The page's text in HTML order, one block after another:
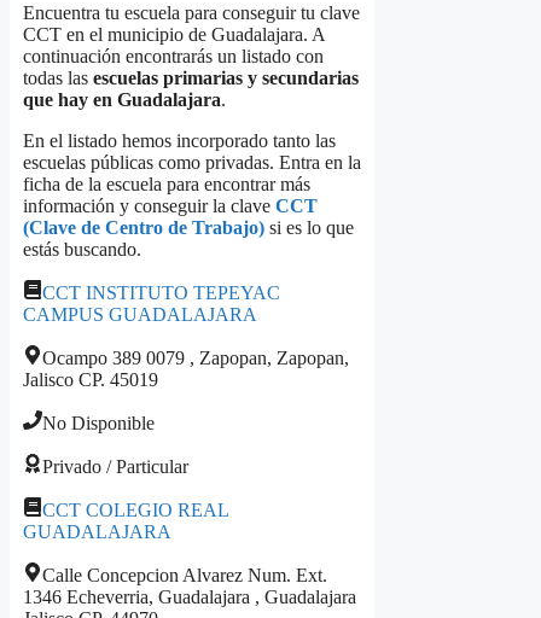
Encuentra tu escuela para conseguir tu clave
CCT en el municipio de Guadalajara. A
continuación encontrarás un listado con
todas las escuelas primarias y secundarias
que hay en Guadalajara.
En el listado hemos incorporado tanto las
escuelas públicas como privadas. Entra en la
ficha de la escuela para encontrar más
información y conseguir la clave CCT
(Clave de Centro de Trabajo) si es lo que
estás buscando.
CCT INSTITUTO TEPEYAC
CAMPUS GUADALAJARA
Ocampo 389 0079 , Zapopan, Zapopan,
Jalisco CP. 45019
No Disponible
Privado / Particular
CCT COLEGIO REAL
GUADALAJARA
Calle Concepcion Alvarez Num. Ext.
1346 Echeverria, Guadalajara , Guadalajara